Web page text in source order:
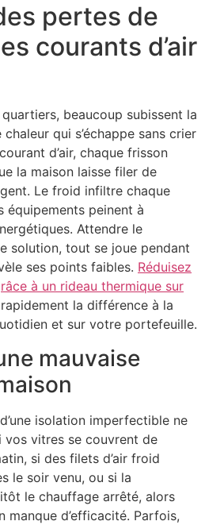
pertes de
courants d’air
quartiers, beaucoup subissent la
chaleur qui s’échappe sans crier
d’air, chaque frisson
la maison laisse filer de
Le froid infiltre chaque
équipements peinent à
Attendre le
solution, tout se joue pendant
ses points faibles. Réduisez
à un rideau thermique sur
la différence à la
et sur votre portefeuille.
mauvaise
isolation imperfectible ne
vos vitres se couvrent de
si des filets d’air froid
le soir venu, ou si la
le chauffage arrêté, alors
manque d’efficacité. Parfois,